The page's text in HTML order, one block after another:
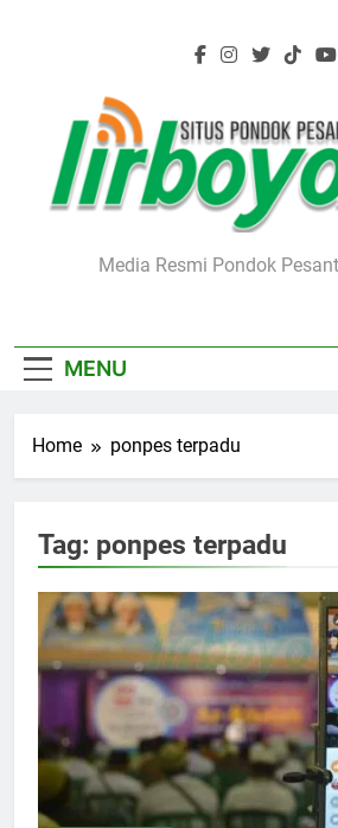
Lirboyo.net
Media Resmi Pondok
MENU
Home ponpes terpadu
Tag: ponpes terpadu